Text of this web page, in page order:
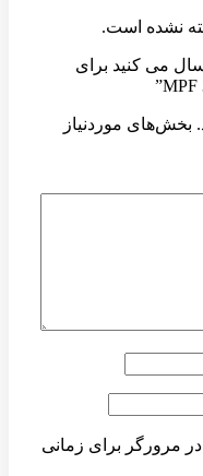
نشده است.
می کنید برای
بخش‌های موردنیاز
مرورگر برای زمانی